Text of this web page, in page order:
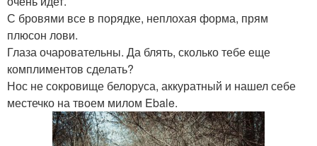
С бровями все в порядке, неплохая форма, прям
плюсон лови.
Глаза очаровательны. Да блять, сколько тебе еще
комплиментов сделать?
Нос не сокровище белоруса, аккуратный и нашел себе
местечко на твоем милом Ebale.